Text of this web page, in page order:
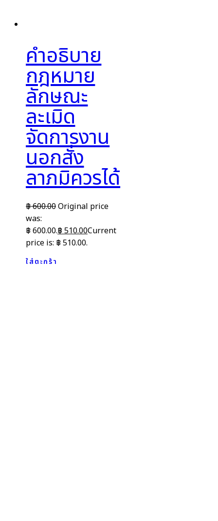
คำอธิบาย
กฎหมาย
ลักษณะ
ละเมิด
จัดการงาน
นอกสั่ง
ลาภมิควรได้
฿600.00Original price
was:
฿ 600.00.฿ 510.00Current
price is: ฿ 510.00.
ใส่ตะกร้า